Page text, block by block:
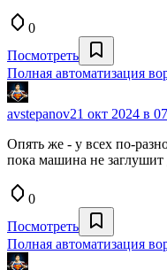
0
Посмотреть
Полная автоматизация
avstepanov21 окт 2024 в
Опять же - у всех по-
пока машина не заглушит
0
Посмотреть
Полная автоматизация